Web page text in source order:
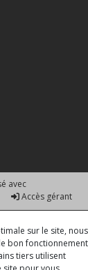
avec
Accès gérant
sur le site, nous
bon fonctionnement
tiers utilisent